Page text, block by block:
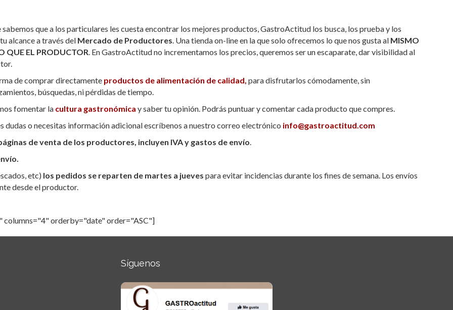
sabemos que a los particulares les cuesta encontrar los mejores productos, GastroActitud los busca, los prueba y los
alcance a través del Mercado de Productores . Una tienda on-line en la que solo ofrecemos lo que nos gusta al MISMO
QUE EL PRODUCTOR . En GastroActitud no incrementamos los precios, queremos ser un escaparate, dar visibilidad al
de comprar directamente productos de alimentación de calidad, para disfrutarlos cómodamente, sin
búsquedas, ni pérdidas de tiempo.
fomentar la cultura gastronómica y saber tu opinión. Podrás puntuar y comentar cada producto que compres.
dudas o necesitas información adicional escríbenos a nuestro correo electrónico info@gastroactitud.com
de venta de los productores, incluyen IVA y gastos de envío
etc) los pedidos se reparten de martes a jueves para evitar incidencias durante los fines de semana. Los envíos
desde el productor.
orderby="date" order="ASC"]
Síguenos